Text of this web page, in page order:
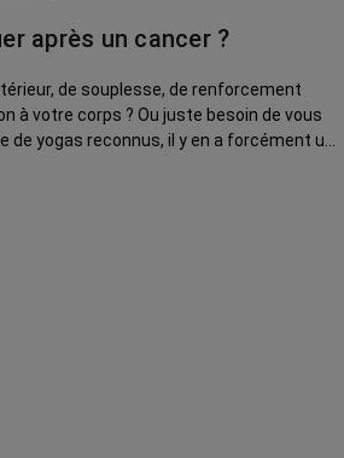
après un cancer ?
de souplesse, de renforcement
à votre corps ? Ou juste besoin de vous
de yogas reconnus, il y en a forcément un